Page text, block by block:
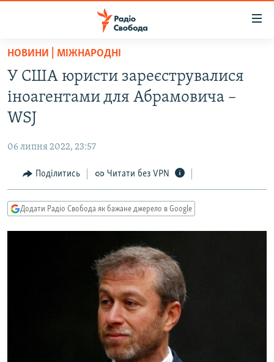
Перейти
основного
матеріалу
Перейти
основної
Перейти
до
пошуку
СТАТТІ
СУСПІЛЬСТВО
РОСІЙСЬКА «ФІЛЬТРАЦІЯ»
ДОНБАС.РЕАЛІЇ
ТИ ЯК?
КИТАЙ.ВИКЛИКИ
НОВИНИ | МІЖНАРОДНІ
У США юристи зареєструвалися
іноагентами для Абрамовича –
WSJ
06 липня 2022, 23:57
Поділитись Читати без VPN
Додати Радіо Свобода як бажане джерело в Google